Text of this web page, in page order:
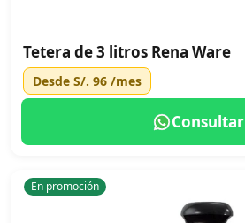
Tetera de 3 litros Rena Ware
Desde S/. 96 /mes
Consultar
En promoción